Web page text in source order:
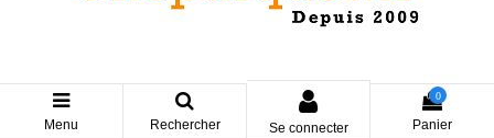
Menu Rechercher Se connecter
0
Panier